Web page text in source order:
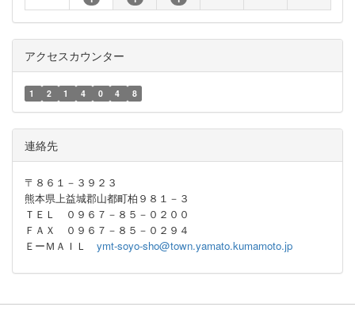
アクセスカウンター
1 2 1 4 0 4 8
連絡先
〒８６１－３９２３
熊本県上益城郡山都町柏９８１－３
ＴＥＬ ０９６７－８５－０２００
ＦＡＸ ０９６７－８５－０２９４
ＥーＭＡＩＬ ymt-soyo-sho@town.yamato.kumamoto.jp